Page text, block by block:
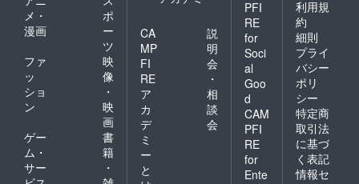
メ・
漫画
ポ
ー
ツ
ファ
ッ
ショ
ン
映
像
・
映
画
ゲー
ム・
サー
書
籍
・
CA
MP
FI
RE
ア
カ
デ
ミ
ー
と
説
明
会
・
相
談
会
PFI
RE
for
Soci
al
Goo
d
CAM
PFI
RE
for
Ente
利用規
約
細則
プライ
バシー
ポリ
シー
特定商
取引法
に基づ
く表記
情報セ